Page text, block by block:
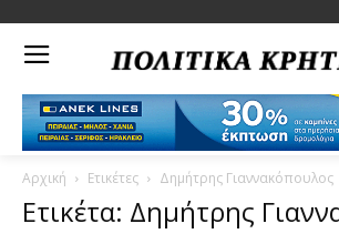
Αρχική Ετικέτες Δημήτρης Γιαννακόπουλος
Ετικέτα: Δημήτρης